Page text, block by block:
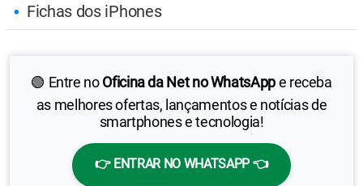
Fichas dos iPhones
🟢 Entre noOficina da Net no WhatsAppe receba
as melhores ofertas, lançamentos e notícias de
smartphones e tecnologia!
👉 ENTRAR NO WHATSAPP 👈